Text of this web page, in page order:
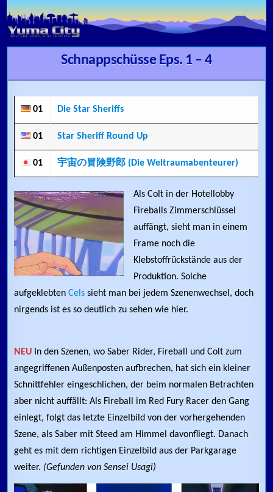
Skip to content
Schnappschüsse Eps. 1 – 4
01 Die Star Sheriffs
01 Star Sheriff Round Up
01 宇宙の冒険野郎 (Die Weltraumabenteurer)
Als Colt in der Hotellobby
Fireballs Zimmerschlüssel
auffängt, sieht man in einem
Frame noch die
Klebstoffrückstände aus der
Produktion. Solche
aufgeklebtenCels sieht man bei jedem Szenenwechsel, doch
nirgends ist es so deutlich zu sehen wie hier.
NEU In den Szenen, wo Saber Rider, Fireball und Colt zum
angegriffenen Außenposten aufbrechen, hat sich ein kleiner
Schnittfehler eingeschlichen, der beim normalen Betrachten
aber nicht auffällt: Als Fireball im Red Fury Racer den Gang
einlegt, folgt das letzte Einzelbild von der vorhergehenden
Szene, als Saber mit Steed am Himmel davonfliegt. Danach
geht es mit dem richtigen Einzelbild aus der Parkgarage
weiter. (Gefunden von Sensei Usagi)